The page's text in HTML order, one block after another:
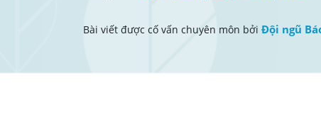
Bài viết được cố vấn chuyên môn bởi Đội ngũ